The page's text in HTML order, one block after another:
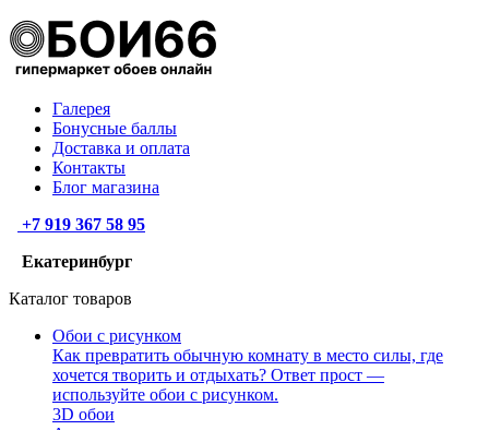
Галерея
Бонусные баллы
Доставка и оплата
Контакты
Блог магазина
+7 919 367 58 95
Екатеринбург
Каталог товаров
Обои с рисунком
Как превратить обычную комнату в место силы, где
хочется творить и отдыхать? Ответ прост —
используйте обои с рисунком.
3D обои